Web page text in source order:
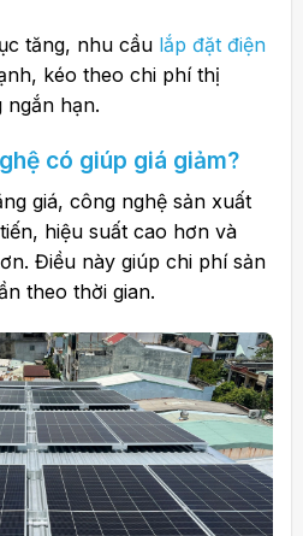
tăng, nhu cầu lắp đặt điện
kéo theo chi phí thị
hạn.
có giúp giá giảm?
giá, công nghệ sản xuất
hiệu suất cao hơn và
Điều này giúp chi phí sản
theo thời gian.